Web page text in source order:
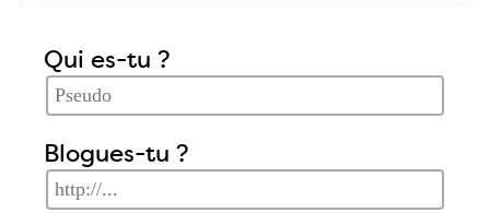
Qui es-tu ?
Blogues-tu ?